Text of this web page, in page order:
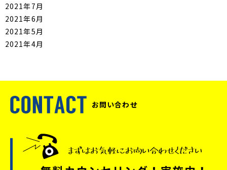
2021年7月
2021年6月
2021年5月
2021年4月
お問い合わせ